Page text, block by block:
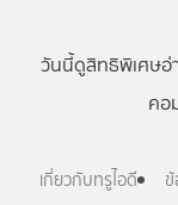
วันนี้ดูสิทธิพิเศษอ่
คอ
เกี่ยวกับทรูไอดี